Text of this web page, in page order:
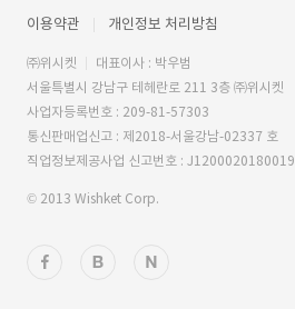
이용약관 개인정보 처리방침
㈜위시켓
대표이사 : 박우범
서울특별시 강남구 테헤란로 211 3층 ㈜위시켓
사업자등록번호 : 209-81-57303
통신판매업신고 : 제2018-서울강남-02337 호
직업정보제공사업 신고번호 : J1200020180019
© 2013 Wishket Corp.